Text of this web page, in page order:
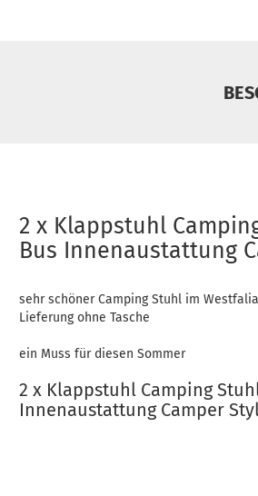
2 x Klappstuhl
Bus Innenaustattung
sehr schöner Camping Stuhl im
Lieferung ohne Tasche
ein Muss für diesen Sommer
2 x Klappstuhl Camping
Innenaustattung Camper